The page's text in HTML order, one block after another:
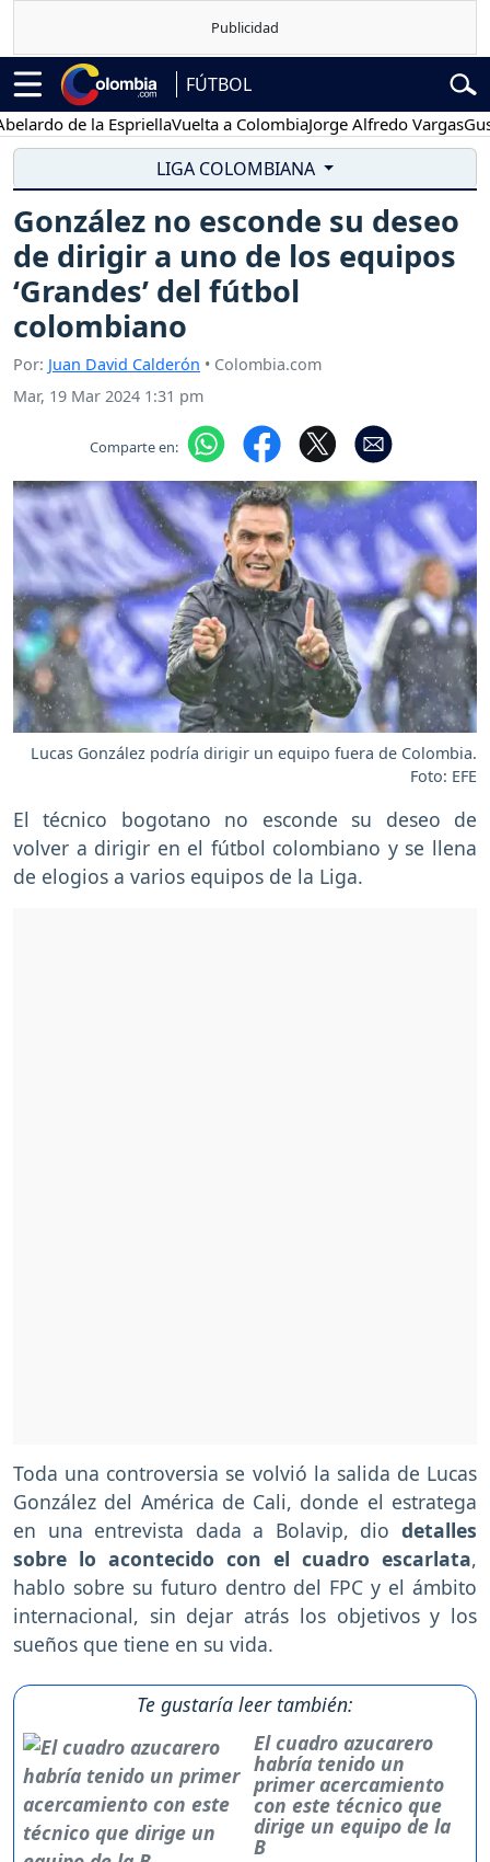
FÚTBOL
de la EspriellaVuelta a ColombiaJorge Alfredo VargasGustavo
LIGA COLOMBIANA
González no esconde su deseo
de dirigir a uno de los equipos
‘Grandes’ del fútbol
colombiano
Por: Juan David Calderón • Colombia.com
Mar, 19 Mar 2024 1:31 pm
Comparte en:
Lucas González podría dirigir un equipo fuera de Colombia.
Foto: EFE
El técnico bogotano no esconde su deseo de
volver a dirigir en el fútbol colombiano y se llena
de elogios a varios equipos de la Liga.
Toda una controversia se volvió la salida de Lucas
González del América de Cali, donde el estratega
en una entrevista dada a Bolavip, dio detalles
sobre lo acontecido con el cuadro escarlata,
hablo sobre su futuro dentro del FPC y el ámbito
internacional, sin dejar atrás los objetivos y los
sueños que tiene en su vida.
Te gustaría leer también:
El cuadro azucarero
habría tenido un
primer acercamiento
con este técnico que
dirige un equipo de la
B